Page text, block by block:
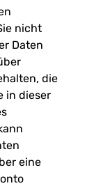
nicht
Daten
die
in dieser
eine